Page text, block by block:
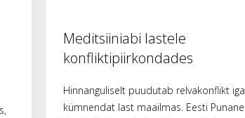
Meditsiiniabi lastele
konfliktipiirkondades
Hinnanguliselt puudutab relvakonflikt iga
kümnendat last maailmas. Eesti Punane